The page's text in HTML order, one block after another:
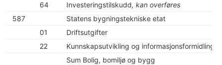
64
Investeringstilskudd, kan overføres
587
Statens bygningstekniske etat
01
Driftsutgifter
22
Kunnskapsutvikling og informasjonsformidling
Sum Bolig, bomiljø og bygg